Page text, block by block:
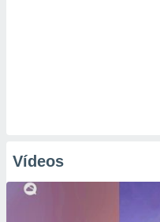
Vídeos